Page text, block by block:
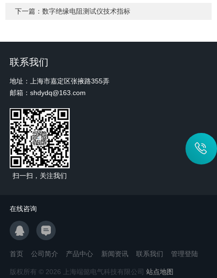
下一篇：数字绝缘电阻测试仪技术指标
联系我们
地址：上海市嘉定区张掖路355弄
邮箱：shdydq@163.com
扫一扫，关注我们
在线咨询
首页 公司简介 产品中心 新闻资讯 联系我们 管理登陆
版权所有 © 2026 上海端懿电气科技有限公司 站点地图